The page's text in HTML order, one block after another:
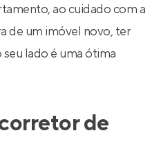
ao cuidado com a
de um imóvel novo, ter
lado é uma ótima
de